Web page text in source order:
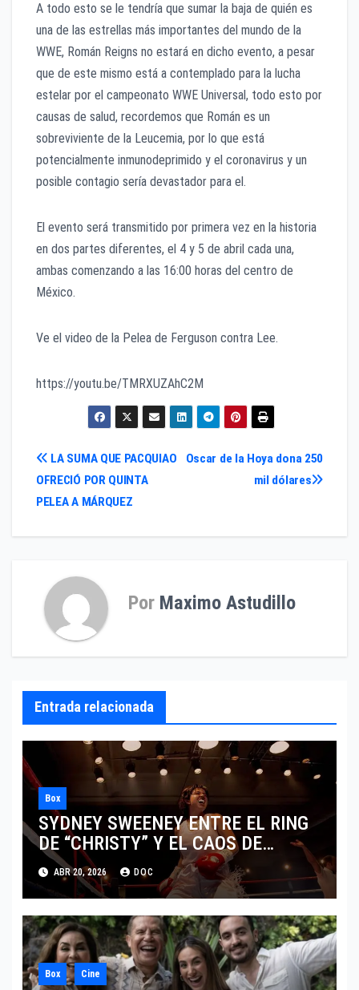
A todo esto se le tendría que sumar la baja de quién es
una de las estrellas más importantes del mundo de la
WWE, Román Reigns no estará en dicho evento, a pesar
que de este mismo está a contemplado para la lucha
estelar por el campeonato WWE Universal, todo esto por
causas de salud, recordemos que Román es un
sobreviviente de la Leucemia, por lo que está
potencialmente inmunodeprimido y el coronavirus y un
posible contagio sería devastador para el.
El evento será transmitido por primera vez en la historia
en dos partes diferentes, el 4 y 5 de abril cada una,
ambas comenzando a las 16:00 horas del centro de
México.
Ve el video de la Pelea de Ferguson contra Lee.
https://youtu.be/TMRXUZAhC2M
Navegación
de
entradas
Oscar de la Hoya dona 250
mil dólares
LA SUMA QUE PACQUIAO
OFRECIÓ POR QUINTA
PELEA A MÁRQUEZ
Por Maximo Astudillo
Entrada relacionada
Box
SYDNEY SWEENEY ENTRE EL RING
DE “CHRISTY” Y EL CAOS DE
“EUPHORIA”
ABR 20, 2026 DOC
Box Cine